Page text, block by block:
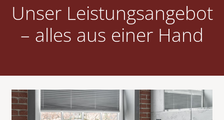
Unser Leistungsangebot
– alles aus einer Hand